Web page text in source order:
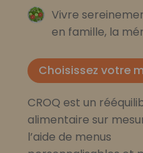
Vivre
en famille, la
Choisissez votre
CROQ est un
alimentaire sur
l’aide de menus